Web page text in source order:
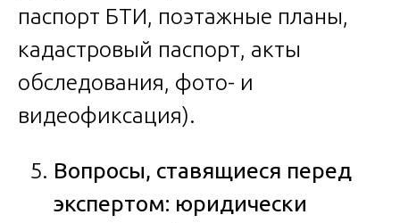
паспорт БТИ, поэтажные планы,
кадастровый паспорт, акты
обследования, фото- и
видеофиксация).
Вопросы, ставящиеся перед
экспертом: юридически